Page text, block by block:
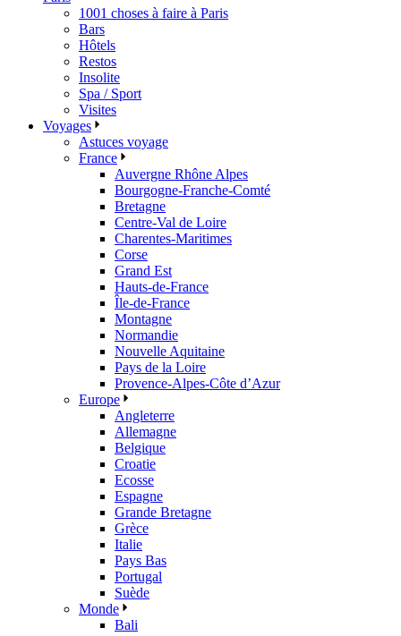
1001 choses à faire à Paris
Bars
Hôtels
Restos
Insolite
Spa / Sport
Visites
Voyages
Astuces voyage
France
Auvergne Rhône Alpes
Bourgogne-Franche-Comté
Bretagne
Centre-Val de Loire
Charentes-Maritimes
Corse
Grand Est
Hauts-de-France
Île-de-France
Montagne
Normandie
Nouvelle Aquitaine
Pays de la Loire
Provence-Alpes-Côte d’Azur
Europe
Angleterre
Allemagne
Belgique
Croatie
Ecosse
Espagne
Grande Bretagne
Grèce
Italie
Pays Bas
Portugal
Suède
Monde
Bali